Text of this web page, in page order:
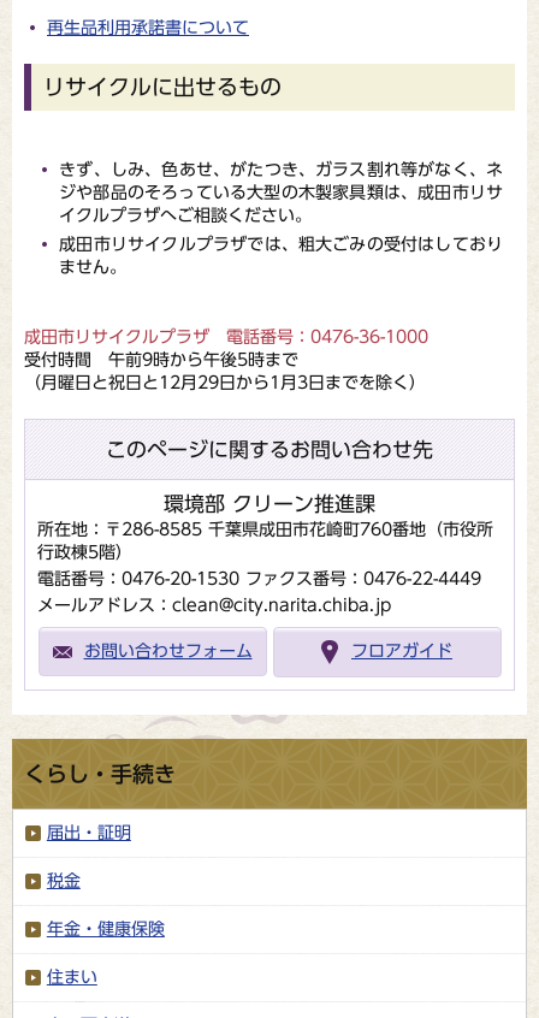
再生品利用承諾書について
リサイクルに出せるもの
きず、しみ、色あせ、がたつき、ガラス割れ等がなく、ネ
ジや部品のそろっている大型の木製家具類は、成田市リサ
イクルプラザへご相談ください。
成田市リサイクルプラザでは、粗大ごみの受付はしており
ません。
成田市リサイクルプラザ 電話番号：0476-36-1000
受付時間 午前9時から午後5時まで
（月曜日と祝日と12月29日から1月3日までを除く）
このページに関するお問い合わせ先
環境部 クリーン推進課
所在地：〒286-8585 千葉県成田市花崎町760番地（市役所
行政棟5階）
電話番号：0476-20-1530 ファクス番号：0476-22-4449
メールアドレス：clean@city.narita.chiba.jp
お問い合わせフォーム フロアガイド
くらし・手続き
届出・証明
税金
年金・健康保険
住まい